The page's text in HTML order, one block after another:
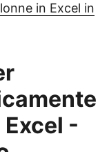
in Excel in
-